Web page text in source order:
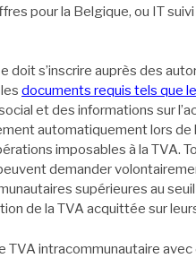
pour la Belgique, ou IT
doit s’inscrire auprès des
documents requis tels que
et des informations sur
automatiquement lors de
imposables à la TVA.
demander
supérieures au
de la TVA acquittée sur
TVA intracommunautaire